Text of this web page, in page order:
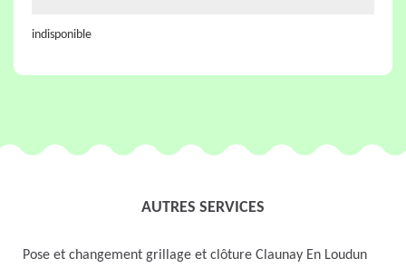
indisponible
AUTRES SERVICES
Pose et changement grillage et clôture Claunay En Loudun